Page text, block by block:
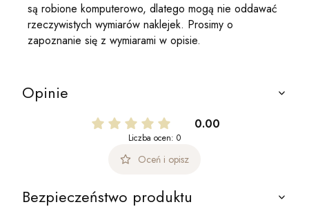
są robione komputerowo, dlatego mogą nie oddawać
rzeczywistych wymiarów naklejek. Prosimy o
zapoznanie się z wymiarami w opisie.
Opinie
0.00
Liczba ocen: 0
Oceń i opisz
Bezpieczeństwo produktu